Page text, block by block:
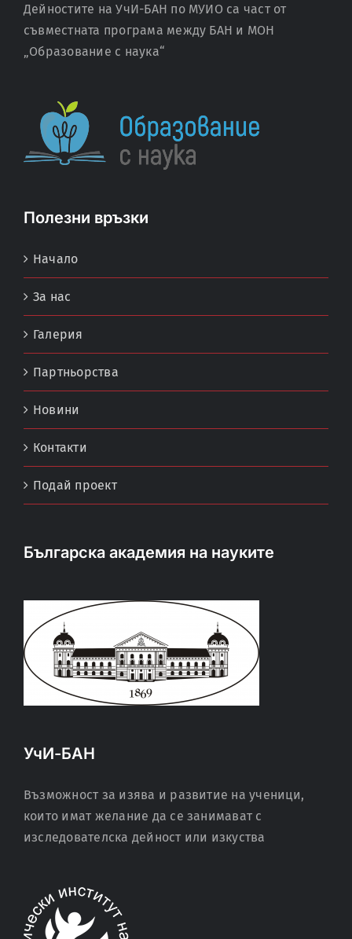
Дейностите на УчИ-БАН по МУИО са част от
съвместната програма между БАН и МОН
„Образование с наука“
Полезни връзки
Начало
За нас
Галерия
Партньорства
Новини
Контакти
Подай проект
Българска академия на науките
УчИ-БАН
Възможност за изява и развитие на ученици,
които имат желание да се занимават с
изследователска дейност или изкуства